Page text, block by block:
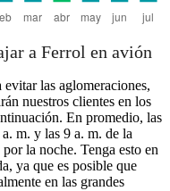
a Ferrol en avión
las aglomeraciones,
nuestros clientes en los
En promedio, las
m. y las 9 a. m. de la
la noche. Tenga esto en
ya que es posible que
en las grandes